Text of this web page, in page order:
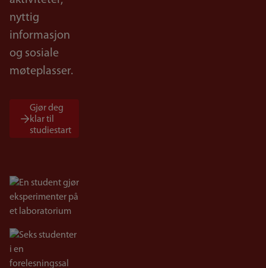
nyttig
informasjon
og sosiale
møteplasser.
Gjør deg
klar til
studiestart
Bilde
Bilde